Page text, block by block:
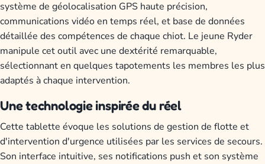
système de géolocalisation GPS haute précision,
communications vidéo en temps réel, et base de données
détaillée des compétences de chaque chiot. Le jeune Ryder
manipule cet outil avec une dextérité remarquable,
sélectionnant en quelques tapotements les membres les plus
adaptés à chaque intervention.
Une technologie inspirée du réel
Cette tablette évoque les solutions de gestion de flotte et
d'intervention d'urgence utilisées par les services de secours.
Son interface intuitive, ses notifications push et son système